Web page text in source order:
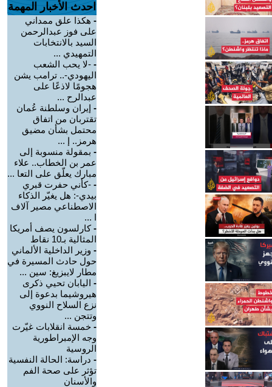
احدث الأخبار المهمة
- هكذا علق ممداني
على فوز عبدالرحمن
السيد بالانتخابات
التمهيدي ...
- -لا يحب الشعب
اليهودي-.. ترامب يشن
هجومًا لاذعًا على
عبدالرح ...
- إيران وسلطنة عُمان
تقتربان من اتفاق
محتمل بشأن مضيق
هرمز.. إ ...
- بمقولة منسوبة إلى
عمر بن الخطاب.. علاء
مبارك يعلّق على التعا ...
- -كأني حفرت قبري
بيدي-: هل يغيّر الذكاء
الاصطناعي مصير آلاف
ا ...
-كارلسون يصف أمريكا
المثالية بـ10 نقاط
- وزير الداخلية الألماني
حول حادث المسيرة في
مطار لايبزيغ: سين ...
- اليابان تحيي ذكرى
هيروشيما بدعوة إلى
نزع السلاح النووي
وتتجن ...
- خمسة انقلابات غيّرت
وجه الإمبراطورية
الروسية
- دراسة: الحالة النفسية
تؤثر على صحة الفم
والأسنان